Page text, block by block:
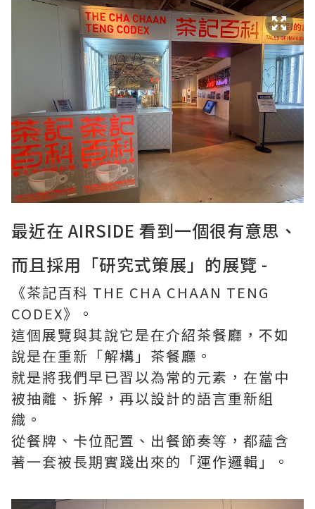
最近在 AIRSIDE 看到一個很有意思、
而且採用「研究式策展」的展覽 -
《茶記百科 THE CHA CHAAN TENG
CODEX》。
這個展覽與其說它是在介紹茶餐廳，不如
說是在重新「解構」茶餐廳。
就是將我們早已習以為常的元素，在當中
被抽離、拆解，再以設計的語言重新組
織。
從餐牌、卡位配置、出餐節奏等，都蘊含
著一套被長期實踐出來的「運作邏輯」。